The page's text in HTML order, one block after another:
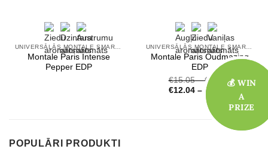
Montale Paris Intense
Pepper EDP
Montale Paris Oudmazing
EDP
€15.05–€37.08
€12.04– €
POPULĀRI PRODUKTI
💰 WIN
A
PRIZE
💰 WIN
A
PRIZE